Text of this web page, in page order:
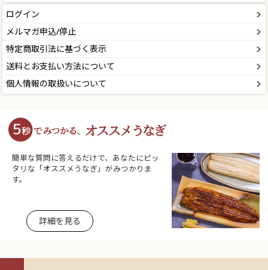
ログイン
メルマガ申込/停止
特定商取引法に基づく表示
送料とお支払い方法について
個人情報の取扱いについて
簡単な質問に答えるだけで、あなたにピッ
タリな「オススメうなぎ」がみつかりま
す。
詳細を見る